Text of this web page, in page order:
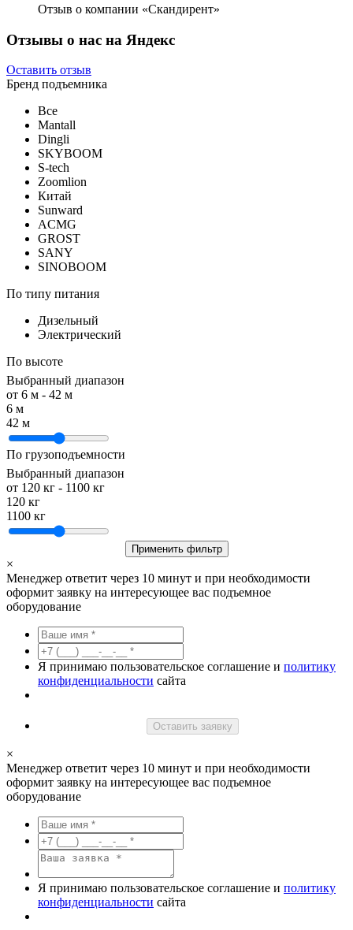
Отзыв о компании «Скандирент»
Отзывы о нас на Яндекс
Оставить отзыв
Бренд подъемника
Все
Mantall
Dingli
SKYBOOM
S-tech
Zoomlion
Китай
Sunward
ACMG
GROST
SANY
SINOBOOM
По типу питания
Дизельный
Электрический
По высоте
Выбранный диапазон
от 6 м - 42 м
6 м
42 м
По грузоподъемности
Выбранный диапазон
от 120 кг - 1100 кг
120 кг
1100 кг
Применить фильтр
×
Менеджер ответит через 10 минут и при необходимости
оформит заявку на интересующее вас подъемное
оборудование
Я принимаю пользовательское соглашение и политику
конфиденциальности сайта
Оставить заявку
×
Менеджер ответит через 10 минут и при необходимости
оформит заявку на интересующее вас подъемное
оборудование
Я принимаю пользовательское соглашение и политику
конфиденциальности сайта